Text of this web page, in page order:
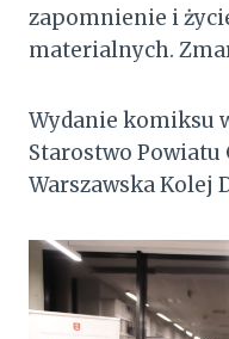
zapomnienie i
materialnych.
Wydanie komiksu
Starostwo
Warszawska Kolej